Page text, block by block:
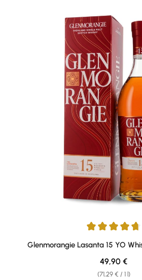
Average rating of 4.86 out of 5 stars
Glenmorangie Lasanta 15 YO
(71,29 € / 1 l)
Regular
49,90 €